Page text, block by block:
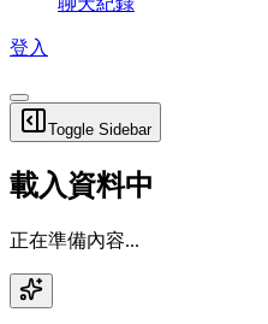
登入
Toggle Sidebar
載入資料中
正在準備內容...